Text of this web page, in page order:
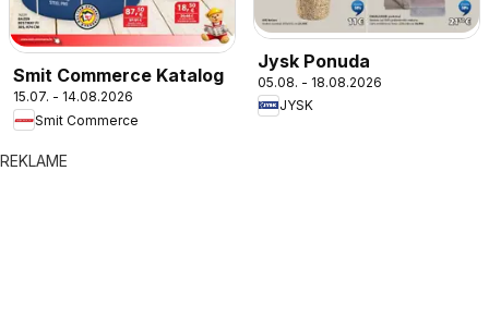
Smit Commerce Katalog
15.07. - 14.08.2026
Smit Commerce
Jysk Ponuda
05.08. - 18.08.2026
JYSK
REKLAME